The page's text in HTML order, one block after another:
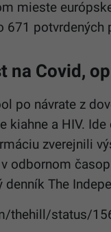
mieste
671 potvrdených
na Covid,
po návrate z
kiahne a HIV.
zverejnili
odbornom
The
thehill/status/